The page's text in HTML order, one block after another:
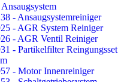
- Ansaugsystemreiniger
- AGR System Reiniger
- AGR Ventil Reiniger
- Partikelfilter Reingungsset
- Motor Innenreiniger